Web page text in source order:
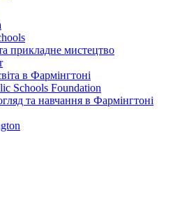
прикладне мистецтво
в Фармінгтоні
Schools Foundation
та навчання в Фармінгтоні